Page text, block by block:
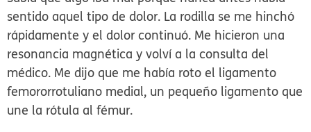
sentido aquel tipo de dolor. La rodilla se me hinchó
rápidamente y el dolor continuó. Me hicieron una
resonancia magnética y volví a la consulta del
médico. Me dijo que me había roto el ligamento
femororrotuliano medial, un pequeño ligamento que
une la rótula al fémur.